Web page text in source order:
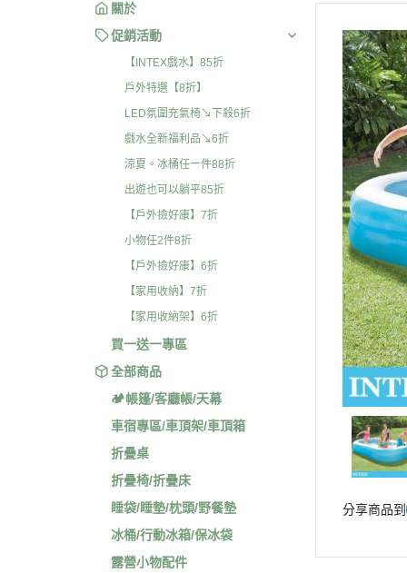
關於
促銷活動
【INTEX戲水】85折
戶外特選【8折】
LED氛圍充氣椅↘下殺6折
戲水全新福利品↘6折
涼夏。冰桶任一件88折
出遊也可以躺平85折
【戶外撿好康】7折
小物任2件8折
【戶外撿好康】6折
【家用收納】7折
【家用收納架】6折
買一送一專區
全部商品
🏕️帳篷/客廳帳/天幕
車宿專區/車頂架/車頂箱
折疊桌
折疊椅/折疊床
睡袋/睡墊/枕頭/野餐墊
冰桶/行動冰箱/保冰袋
露營小物配件
分享商品到